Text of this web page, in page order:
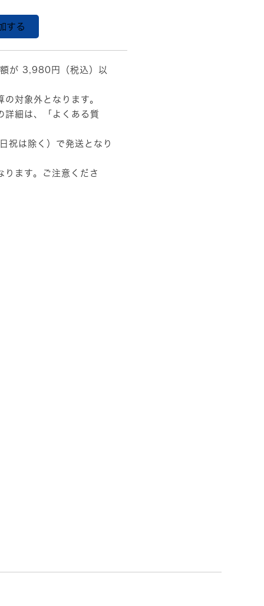
する
が 3,980円（税込）以
対象外となります。
細は、
「よくある質
祝は除く）で発送となり
ます。ご注意くださ